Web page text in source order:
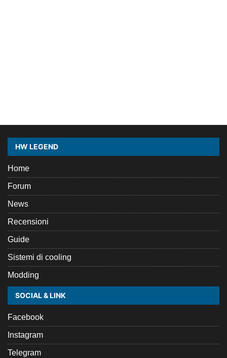
HW LEGEND
Home
Forum
News
Recensioni
Guide
Sistemi di cooling
Modding
SOCIAL & LINK
Facebook
Instagram
Telegram